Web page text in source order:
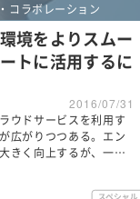
コラボレーション
境をよりスムー
トに活用するに
2016/07/31
ウドサービスを利用す
広がりつつある。エン
きく向上するが、一…